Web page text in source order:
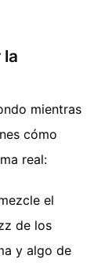
la
mientras
cómo
real:
el
de los
y algo de